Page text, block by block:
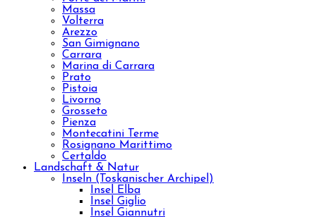
Massa
Volterra
Arezzo
San Gimignano
Carrara
Marina di Carrara
Prato
Pistoia
Livorno
Grosseto
Pienza
Montecatini Terme
Rosignano Marittimo
Certaldo
Landschaft & Natur
Inseln (Toskanischer Archipel)
Insel Elba
Insel Giglio
Insel Giannutri